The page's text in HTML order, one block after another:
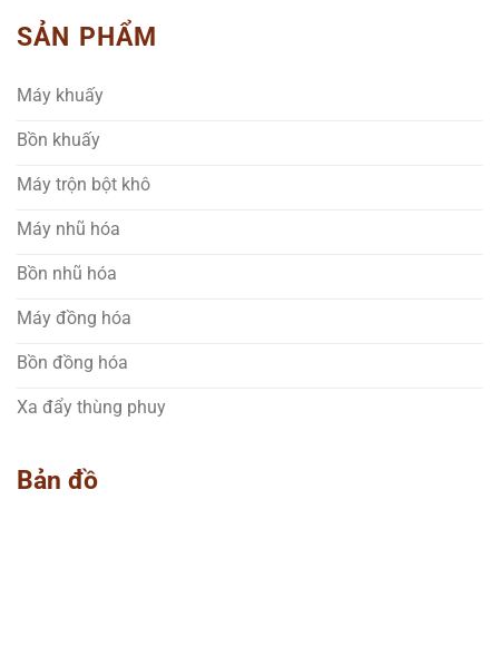
SẢN PHẨM
Máy khuấy
Bồn khuấy
Máy trộn bột khô
Máy nhũ hóa
Bồn nhũ hóa
Máy đồng hóa
Bồn đồng hóa
Xa đẩy thùng phuy
Bản đồ